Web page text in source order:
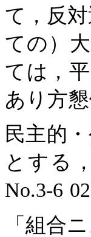
て，反
ての）
ては，
あり方
民主的
とする
No.3-6
「組合